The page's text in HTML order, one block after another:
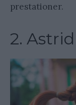
prestationer.
2.